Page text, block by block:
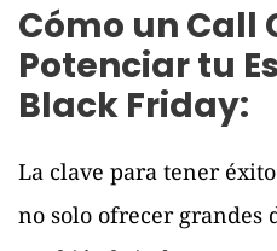
Cómo un Call
Potenciar tu
Black Friday:
La clave para tener
no solo ofrecer grandes